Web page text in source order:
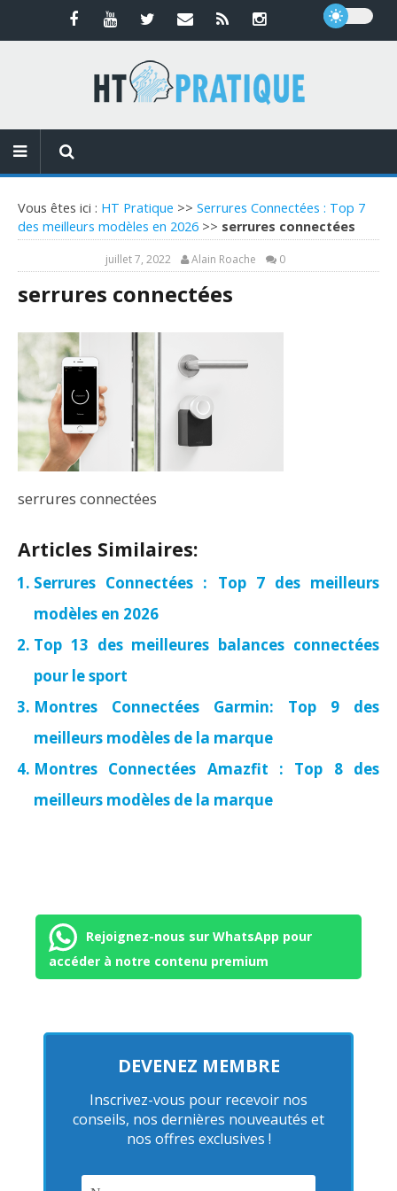
Vous êtes ici : HT Pratique >> Serrures Connectées : Top 7
des meilleurs modèles en 2026 >> serrures connectées
juillet 7, 2022 Alain Roache 0
serrures connectées
serrures connectées
Articles Similaires:
Serrures Connectées : Top 7 des meilleurs
modèles en 2026
Top 13 des meilleures balances connectées
pour le sport
Montres Connectées Garmin: Top 9 des
meilleurs modèles de la marque
Montres Connectées Amazfit : Top 8 des
meilleurs modèles de la marque
Rejoignez-nous sur WhatsApp pour
accéder à notre contenu premium
DEVENEZ MEMBRE
Inscrivez-vous pour recevoir nos
conseils, nos dernières nouveautés et
nos offres exclusives !